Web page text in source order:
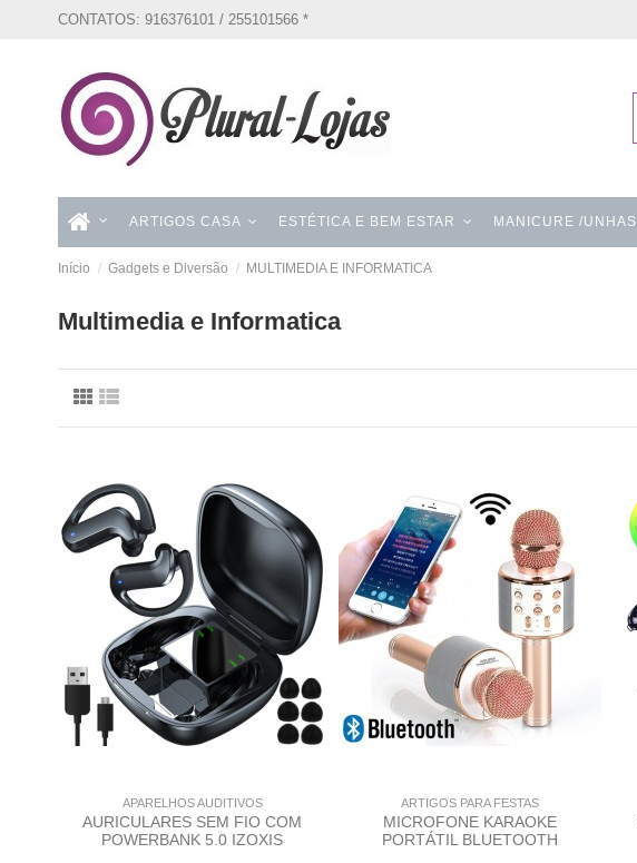
CONTATOS: 916376101 / 255101566 *
ARTIGOS CASA ESTÉTICA E BEM ESTAR MANICURE /UNHAS
Início Gadgets e Diversão MULTIMEDIA E INFORMATICA
Multimedia e Informatica
APARELHOS AUDITIVOS
AURICULARES SEM FIO COM
POWERBANK 5.0 IZOXIS
ARTIGOS PARA FESTAS
MICROFONE KARAOKE
PORTÁTIL BLUETOOTH